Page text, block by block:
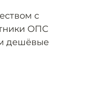
с
ОПС
дешёвые